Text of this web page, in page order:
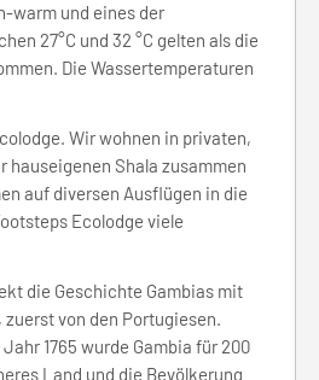
warm und eines der
27°C und 32 °C gelten als die
Die Wassertemperaturen
Wir wohnen in privaten,
hauseigenen Shala zusammen
auf diversen Ausflügen in die
Ecolodge viele
die Geschichte Gambias mit
von den Portugiesen.
1765 wurde Gambia für 200
Land und die Bevölkerung